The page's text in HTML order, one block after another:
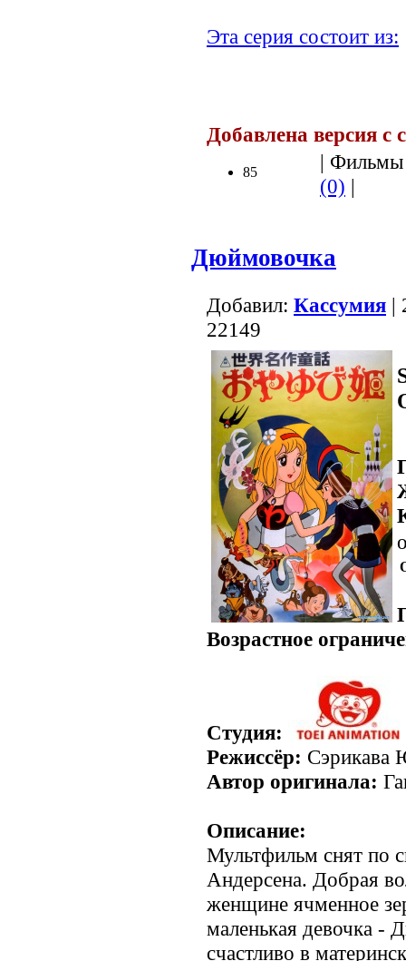
Эта серия состоит из:
Добавлена версия с
85
| Фильмы
(0) |
Дюймовочка
Добавил: Кассумия |
22149
Возрастное
Студия:
Режиссёр: Сэрикава
Автор оригинала:
Описание:
Мультфильм снят по
Андерсена. Добрая
женщине ячменное
маленькая девочка -
счастливо в